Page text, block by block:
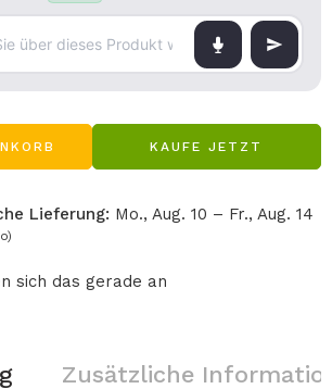
KAUFE JETZT
Lieferung: Mo., Aug. 10 – Fr., Aug. 14
sich das gerade an
Zusätzliche